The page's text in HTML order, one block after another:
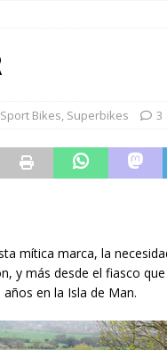
V2 SP
2027
Sport Bikes, Superbikes 3
mítica marca, la
y más desde el fiasco
en la Isla de Man.